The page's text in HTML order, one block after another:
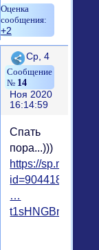
+2
Поделиться
14
Ср, 4
Ноя 2020
16:14:59
Спать
пора...)))
https://
id=9044185970
…
t1sHNGBn2g